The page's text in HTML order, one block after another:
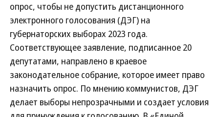
опрос, чтобы не допустить дистанционного
электронного голосования (ДЭГ) на
губернаторских выборах 2023 года.
Соответствующее заявление, подписанное 20
депутатами, направлено в краевое
законодательное собрание, которое имеет право
назначить опрос. По мнению коммунистов, ДЭГ
делает выборы непрозрачными и создает условия